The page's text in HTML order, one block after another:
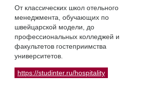
От классических школ отельного
менеджмента, обучающих по
швейцарской модели, до
профессиональных колледжей и
факультетов гостеприимства
университетов.
https://studinter.ru/hospitality